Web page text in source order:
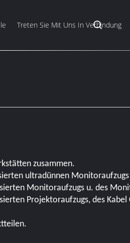
Treten Sie Mit Uns In Verbindung
zusammen.
ultradünnen
Monitoraufzugs u. des
Projektoraufzugs, des Kabel